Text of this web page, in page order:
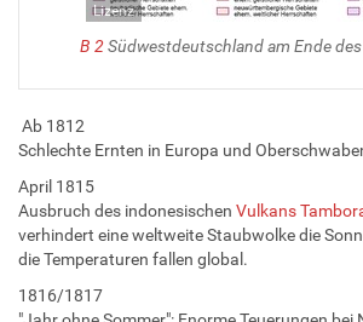
Lizenz
B 2Südwestdeutschland am Ende
Ab 1812
Schlechte Ernten in Europa und
April 1815
Ausbruch des indonesischen Vulkans
verhindert eine weltweite Staubwolke die
die Temperaturen fallen global.
1816/1817